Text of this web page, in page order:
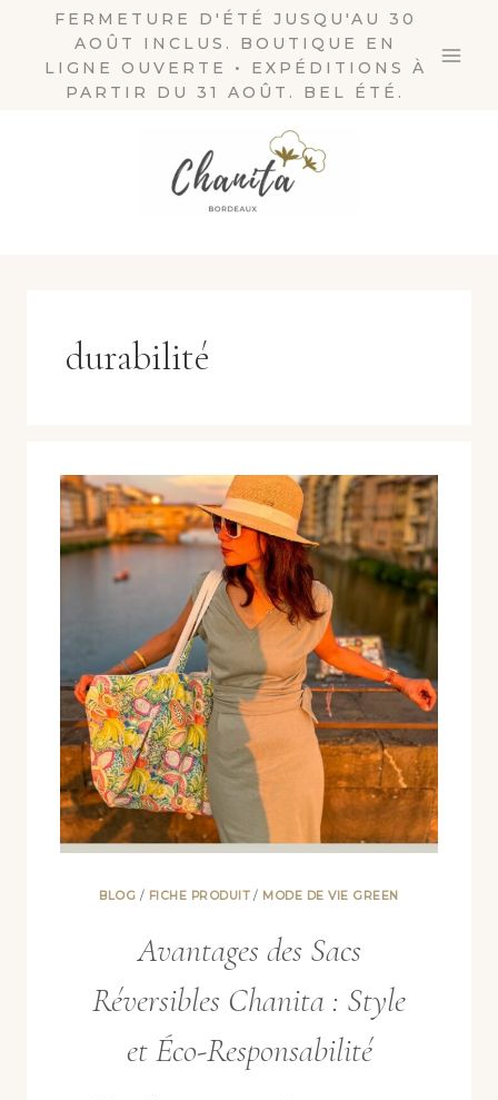
FERMETURE D'ÉTÉ JUSQU'AU 30
AOÛT INCLUS. BOUTIQUE EN
LIGNE OUVERTE • EXPÉDITIONS À
PARTIR DU 31 AOÛT. BEL ÉTÉ.
durabilité
BLOG / FICHE PRODUIT/ MODE DE VIE GREEN
Avantages des Sacs
Réversibles Chanita : Style
et Éco-Responsabilité